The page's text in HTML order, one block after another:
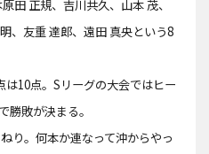
田 正規、吉川共久、山本 茂、
、友重 達郎、遠田 真央という8
10点。Sリーグの大会ではヒー
勝敗が決まる。
り。何本か連なって沖からやっ